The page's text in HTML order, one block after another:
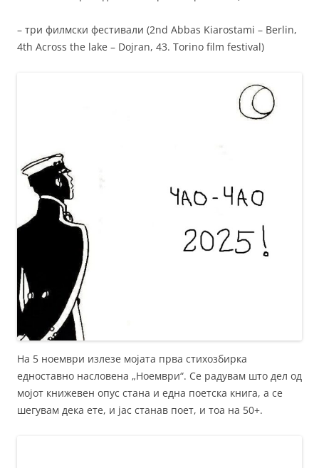
o
o
k
g
er
– три филмски фестивали (2nd Abbas Kiarostami – Berlin,
4th Across the lake – Dojran, 43. Torino film festival)
На 5 ноември излезе мојата прва стихозбирка
едноставно насловена „Ноември“. Се радувам што дел од
мојот книжевен опус стана и една поетска книга, а се
шегувам дека ете, и јас станав поет, и тоа на 50+.